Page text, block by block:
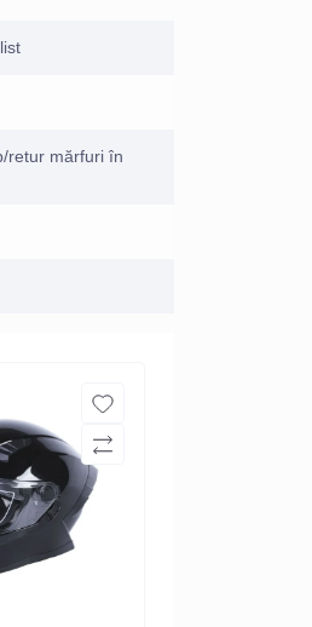
retur mărfuri în